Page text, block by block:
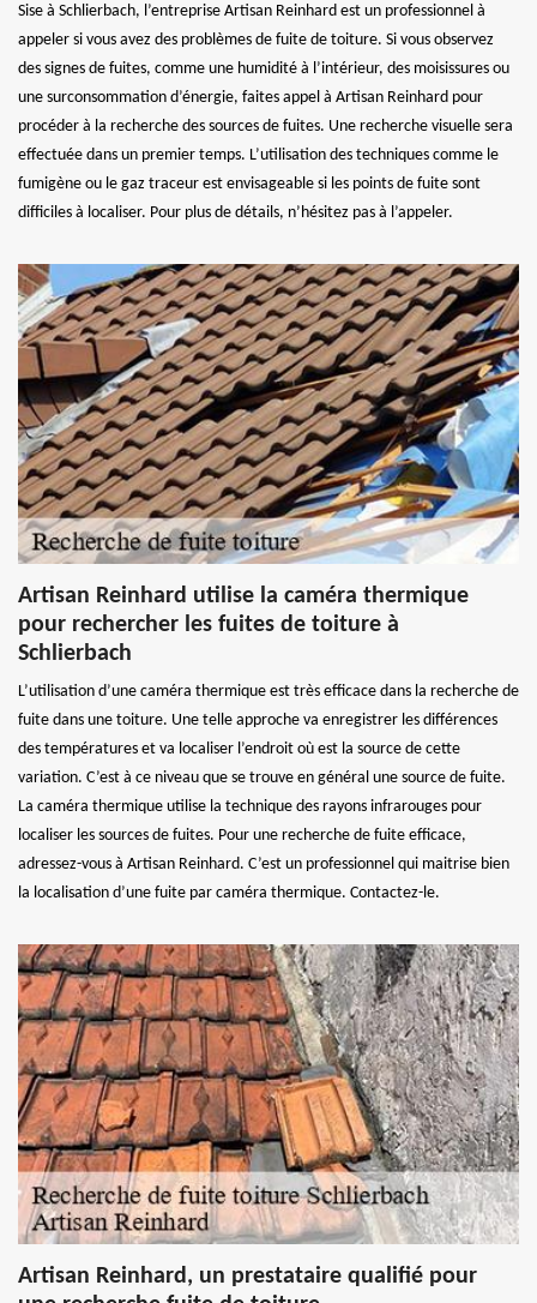
Sise à Schlierbach, l’entreprise Artisan Reinhard est un professionnel à
appeler si vous avez des problèmes de fuite de toiture. Si vous observez
des signes de fuites, comme une humidité à l’intérieur, des moisissures ou
une surconsommation d’énergie, faites appel à Artisan Reinhard pour
procéder à la recherche des sources de fuites. Une recherche visuelle sera
effectuée dans un premier temps. L’utilisation des techniques comme le
fumigène ou le gaz traceur est envisageable si les points de fuite sont
difficiles à localiser. Pour plus de détails, n’hésitez pas à l’appeler.
Artisan Reinhard utilise la caméra thermique
pour rechercher les fuites de toiture à
Schlierbach
L’utilisation d’une caméra thermique est très efficace dans la recherche de
fuite dans une toiture. Une telle approche va enregistrer les différences
des températures et va localiser l’endroit où est la source de cette
variation. C’est à ce niveau que se trouve en général une source de fuite.
La caméra thermique utilise la technique des rayons infrarouges pour
localiser les sources de fuites. Pour une recherche de fuite efficace,
adressez-vous à Artisan Reinhard. C’est un professionnel qui maitrise bien
la localisation d’une fuite par caméra thermique. Contactez-le.
Artisan Reinhard, un prestataire qualifié pour